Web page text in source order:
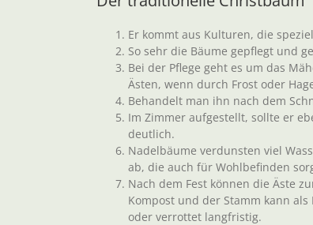
Er kommt aus Kulturen, die
So sehr die Bäume gepflegt und
Bei der Pflege geht es um das
Ästen, wenn durch Frost oder
Behandelt man ihn nach dem
Im Zimmer aufgestellt, sollte er
deutlich.
Nadelbäume verdunsten viel
ab, die auch für Wohlbefinden
Nach dem Fest können die Äste
Kompost und der Stamm kann
oder verrottet langfristig.